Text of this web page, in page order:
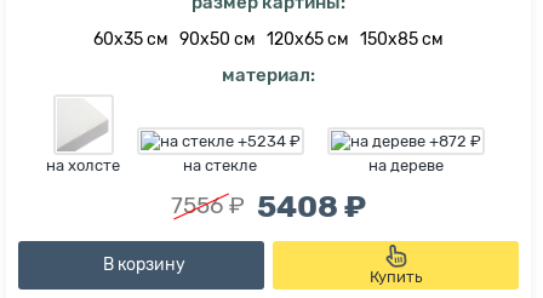
60х35 см 90х50 см 120х65 см 150х85 см
материал:
на холсте на стекле на дереве
7556 ₽ 5408 ₽
В корзину
Купить